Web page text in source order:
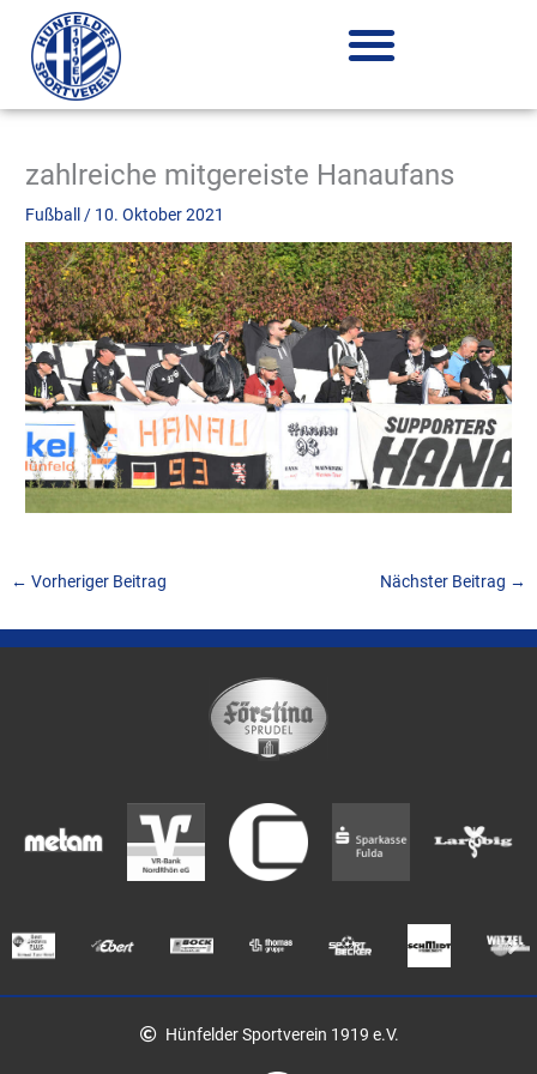
Inhalt
springen
zahlreiche mitgereiste Hanaufans
Fußball / 10. Oktober 2021
← Vorheriger Beitrag Nächster Beitrag →
Hünfelder Sportverein 1919 e.V.